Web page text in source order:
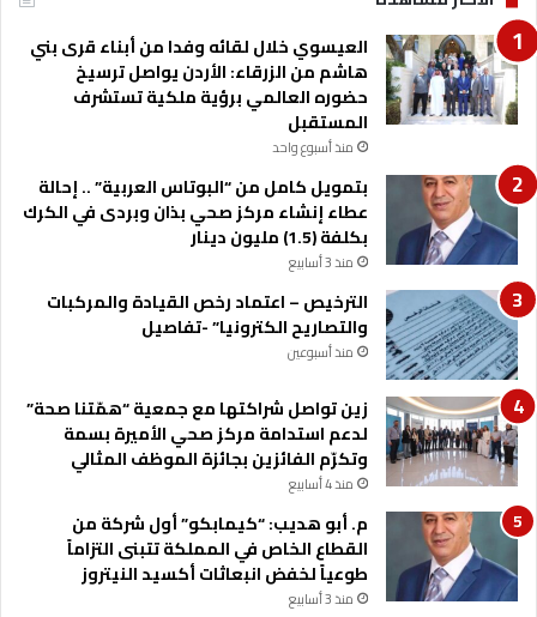
ا
ف
ي
م
ج
ل
ا
ت
د
ر
ي
ب
ا
ل
أ
ك
ا
د
ي
ي
ل
العيسوي خلال لقائه وفدا من أبناء قرى بني
هاشم من الزرقاء: الأردن يواصل ترسيخ
حضوره العالمي برؤية ملكية تستشرف
المستقبل
منذ أسبوع واحد
بتمويل كامل من “البوتاس العربية” .. إحالة
عطاء إنشاء مركز صحي بذان وبردى في الكرك
بكلفة (1.5) مليون دينار
منذ 3 أسابيع
الترخيص – اعتماد رخص القيادة والمركبات
والتصاريح الكترونيا” -تفاصيل
منذ أسبوعين
زين تواصل شراكتها مع جمعية “همّتنا صحة”
لدعم استدامة مركز صحي الأميرة بسمة
وتكرّم الفائزين بجائزة الموظف المثالي
منذ 4 أسابيع
م. أبو هديب: “كيمابكو” أول شركة من
القطاع الخاص في المملكة تتبنى التزاماً
طوعياً لخفض انبعاثات أكسيد النيتروز
منذ 3 أسابيع